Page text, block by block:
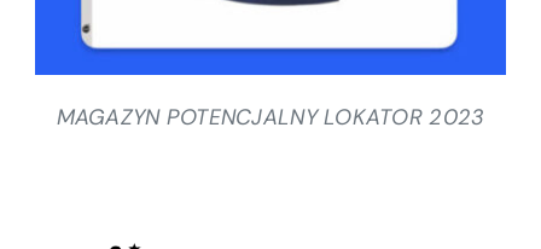
MAGAZYN POTENCJALNY LOKATOR 2023